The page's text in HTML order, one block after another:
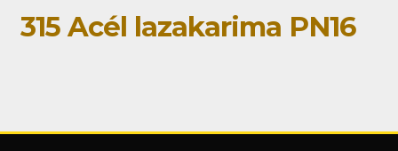
315 Acél lazakarima PN16